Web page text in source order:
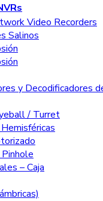
Video Recorders
Salinos
y Decodificadores
/ Turret
– Caja